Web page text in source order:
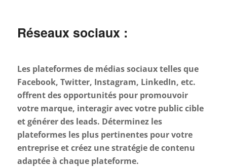
Réseaux sociaux :
Les plateformes de médias sociaux telles que
Facebook, Twitter, Instagram, LinkedIn, etc.
offrent des opportunités pour promouvoir
votre marque, interagir avec votre public cible
et générer des leads. Déterminez les
plateformes les plus pertinentes pour votre
entreprise et créez une stratégie de contenu
adaptée à chaque plateforme.